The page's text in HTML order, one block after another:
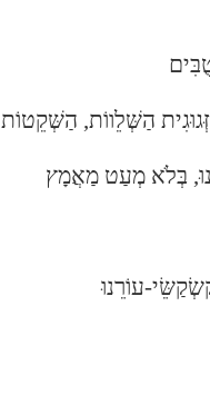
הַשְּׁלֵווֹת, הַשְּׁקֵטוֹת
בְּלֹא מְעַט מַאֲמָץ
עוֹרֵנוּ